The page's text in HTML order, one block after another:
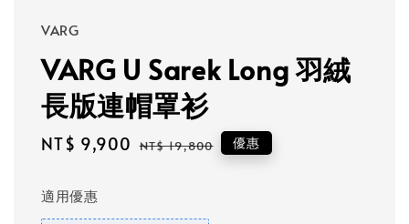
VARG
VARG U Sarek Long 羽絨
長版連帽罩衫
Sale
NT$ 9,900 Regular
NT$ 19,800 優惠
適用優惠